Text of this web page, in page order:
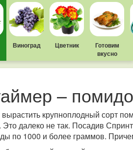
Виноград Цветник
Готовим
вкусно
–
крупноплодный сорт
далеко не так. Посадив
по 1000 и более граммов.